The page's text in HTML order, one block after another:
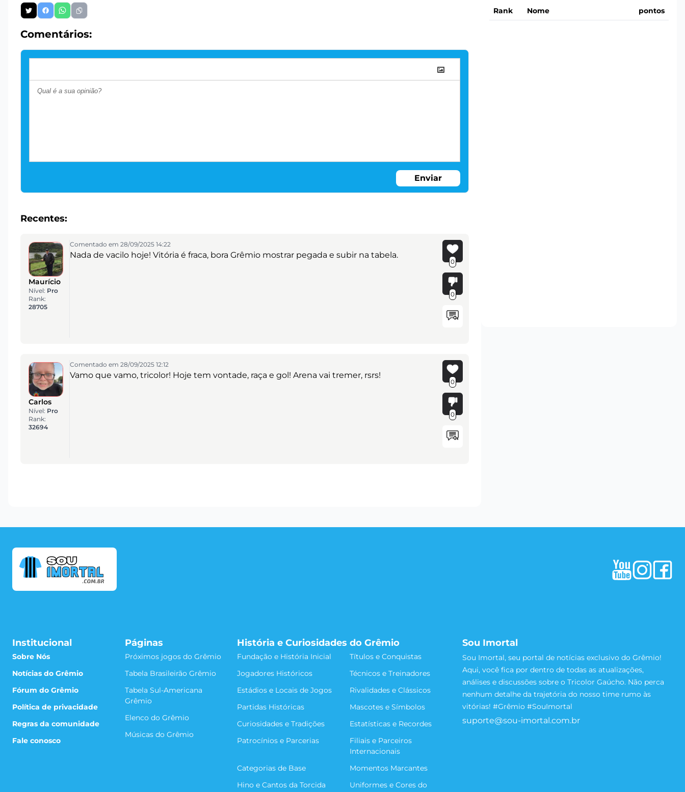
Comentários:
Enviar
Recentes:
Maurício
Nível: Pro
Rank:
28705
Comentado em 28/09/2025 14:22
Nada de vacilo hoje! Vitória é fraca, bora Grêmio mostrar pegada e subir na tabela.
0
0
Carlos
Nível: Pro
Rank:
32694
Comentado em 28/09/2025 12:12
Vamo que vamo, tricolor! Hoje tem vontade, raça e gol! Arena vai tremer, rsrs!
0
0
Rank Nome pontos
Institucional
Sobre Nós
Notícias do Grêmio
Fórum do Grêmio
Política de privacidade
Regras da comunidade
Fale conosco
Páginas
Próximos jogos do Grêmio
Tabela Brasileirão Grêmio
Tabela Sul-Americana
Grêmio
Elenco do Grêmio
Músicas do Grêmio
História e Curiosidades do Grêmio
Fundação e História Inicial
Títulos e Conquistas
Jogadores Históricos
Técnicos e Treinadores
Estádios e Locais de Jogos
Rivalidades e Clássicos
Partidas Históricas
Mascotes e Símbolos
Curiosidades e Tradições
Estatísticas e Recordes
Patrocínios e Parcerias
Filiais e Parceiros
Internacionais
Categorias de Base
Momentos Marcantes
Hino e Cantos da Torcida
Uniformes e Cores do
Sou Imortal
Sou Imortal, seu portal de notícias exclusivo do Grêmio!
Aqui, você fica por dentro de todas as atualizações,
análises e discussões sobre o Tricolor Gaúcho. Não perca
nenhum detalhe da trajetória do nosso time rumo às
vitórias! #Grêmio #SouImortal
suporte@sou-imortal.com.br